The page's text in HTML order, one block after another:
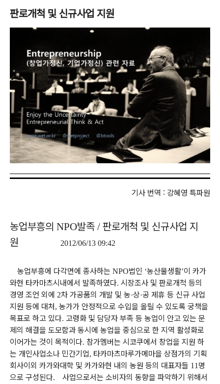
판로개척 및 신규사업 지원
기사 번역 : 강혜영 특파원
농업부흥의 NPO발족 / 판로개척 및 신규사업 지
원
2012/06/13 09:42
농업부흥에 다각면에 종사하는 NPO법인 ‘농산물생활’이 카가
와현 타카마츠시내에서 발족하였다. 시장조사 및 판로개척 등의
경영 조언 외에 2차 가공품의 개발 및 농·상·공 제휴 등 신규 사업
지원 등에 대처 , 농가가 안정적으로 수입을 올릴 수 있도록 궁책을
목표로 하고 있다. 고령화 및 담당자 부족 등 농업이 안고 있는 문
제의 해결을 도모함과 동시에 농업을 중심으로 한 지역 활성화로
이어가는 것이 목적이다. 참가멤버는 시코쿠에서 창업을 지원 하
는 개인사업소나 민간기업, 타카마츠마루가메마을 상점가의 기획
회사이외 카가와대학 및 카가와현 내의 농원 등의 대표자들 11 명
으로 구성된다.
사업으로서는 소비자의 동향을 파악하기 위해서